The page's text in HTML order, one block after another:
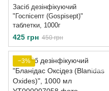
Засіб дезінфікуючий
"Госпісепт (Gospisept)"
таблетки, 1000г
425 грн 450 грн
−3%